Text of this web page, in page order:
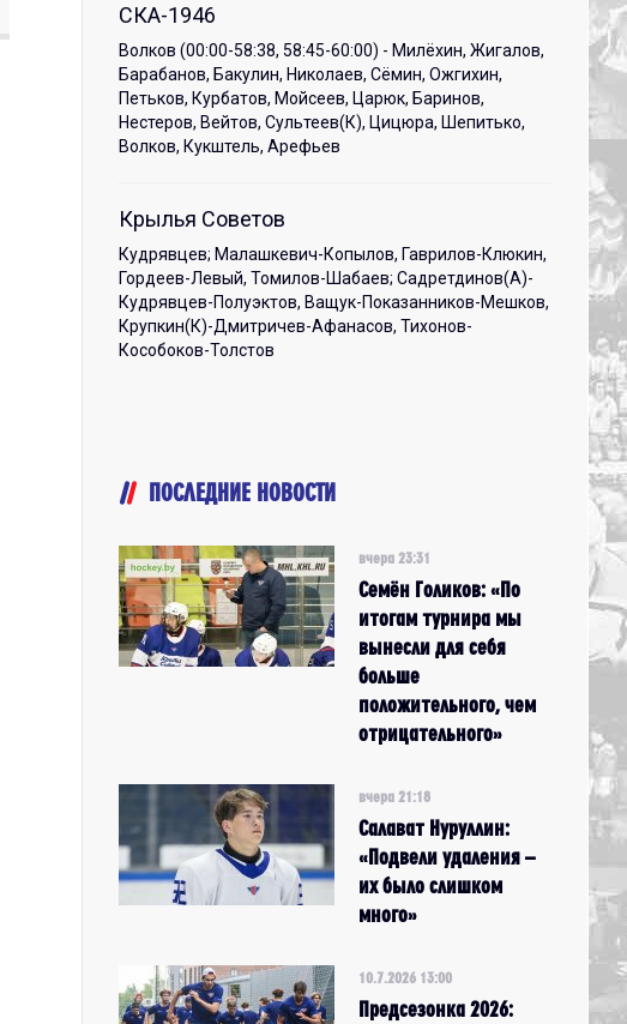
СКА-1946
Волков (00:00-58:38, 58:45-60:00) - Милёхин, Жигалов,
Барабанов, Бакулин, Николаев, Сёмин, Ожгихин,
Петьков, Курбатов, Мойсеев, Царюк, Баринов,
Нестеров, Вейтов, Сультеев(К), Цицюра, Шепитько,
Волков, Кукштель, Арефьев
Крылья Советов
Кудрявцев; Малашкевич-Копылов, Гаврилов-Клюкин,
Гордеев-Левый, Томилов-Шабаев; Садретдинов(А)-
Кудрявцев-Полуэктов, Ващук-Показанников-Мешков,
Крупкин(К)-Дмитричев-Афанасов, Тихонов-
Кособоков-Толстов
ПОСЛЕДНИЕ НОВОСТИ
вчера 23:31
Семён Голиков: «По
итогам турнира мы
вынесли для себя
больше
положительного, чем
отрицательного»
вчера 21:18
Салават Нуруллин:
«Подвели удаления –
их было слишком
много»
10.7.2026 13:00
Предсезонка 2026: